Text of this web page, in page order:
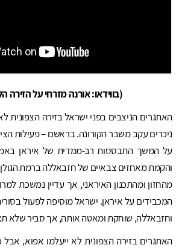
(בווידאו: אורנה מזרחי על הזירה
האתגרים הניצבים בפני ישראל בזירה הצפונית
ניכרים עקב משבר הקורונה. בראשם – פעילות
על המשך התבססות רב-ממדית של איראן
והקמת מאחזים צבאיים של חזבאללה ברמת
מהחזון ומהתכנון האיראני, אך עדיין נמשכת
המכבידים על איראן. ישראל מוסיפה לפעול
וחזבאללה, שוחקת ומאטה אותה, אך סביר שלא
האתגרים בזירה הצפונית לא ייעלמו אפוא, אבל